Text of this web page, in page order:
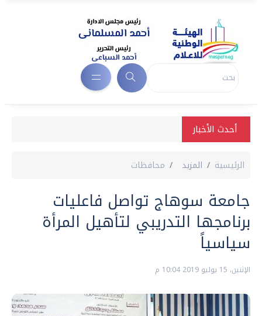
أحدث الأخبار
الرئيسية المزيد محافظات
جامعة سوهاج تواصل فاعليات
برنامجها التدريبي لتأهيل المرأة
سياسياً
الإثنين، 15 يوليو 2019 10:04 م